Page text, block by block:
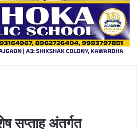
सप्ताह अंतर्गत